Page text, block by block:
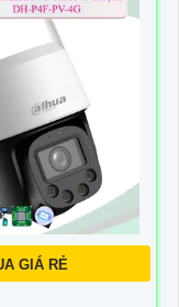
GIÁ RẺ